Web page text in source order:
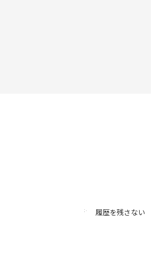
履歴を残さない